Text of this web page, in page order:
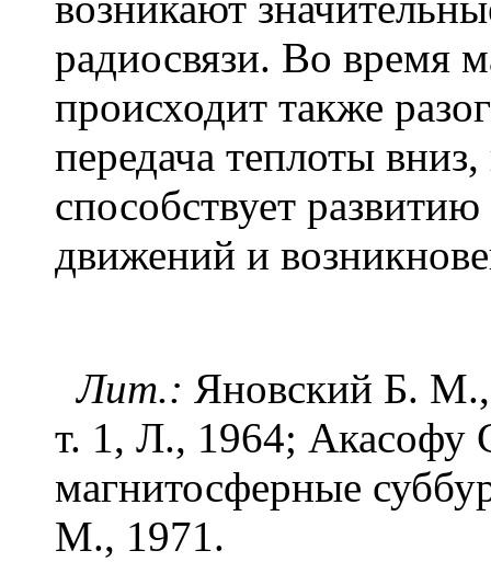
радиосвязи. Во время
происходит также
передача теплоты
способствует
движений и
Лит.: Яновский Б. М.,
т. 1, Л., 1964;
магнитосферные
М., 1971.